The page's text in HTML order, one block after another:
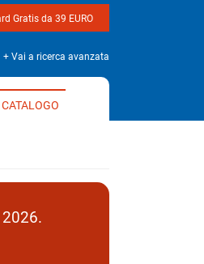
Gratis da 39 EURO
+ Vai a ricerca avanzata
CATALOGO